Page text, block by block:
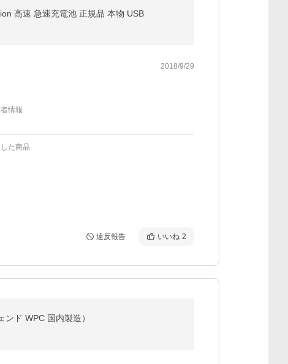
高速 急速充電池 正規品 本物 USB
2018/9/29
情報
た商品
違反報告 いいね 2
ド WPC 国内製造）